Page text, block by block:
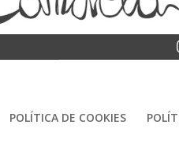
POLÍTICA DE COOKIES